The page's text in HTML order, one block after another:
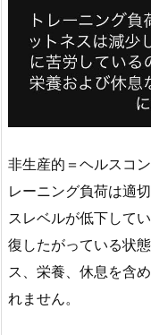
非生産的＝ヘルスコ
レーニング負荷は適
スレベルが低下して
復したがっている状
ス、栄養、休息を含
れません。